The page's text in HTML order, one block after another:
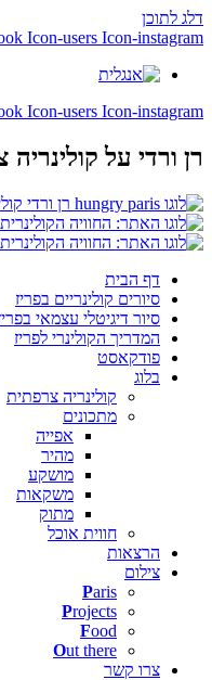
דלג לתוכן
Icon-users Icon-instagram
Icon-users Icon-instagram
רן ורדי על
דף הבית
סיורים קולינריים בפריז
סיור דיגיטלי עצמאי
המדריך הקולינרי לפריז
פודקאסט
בלוג
קולינריה צרפתית
מתכונים
אפייה
מהיר
מושקע
משקאות
מתוק
חווית אוכל
הרצאות
צילום
Paris
Projects
Food
Out there
צרו קשר